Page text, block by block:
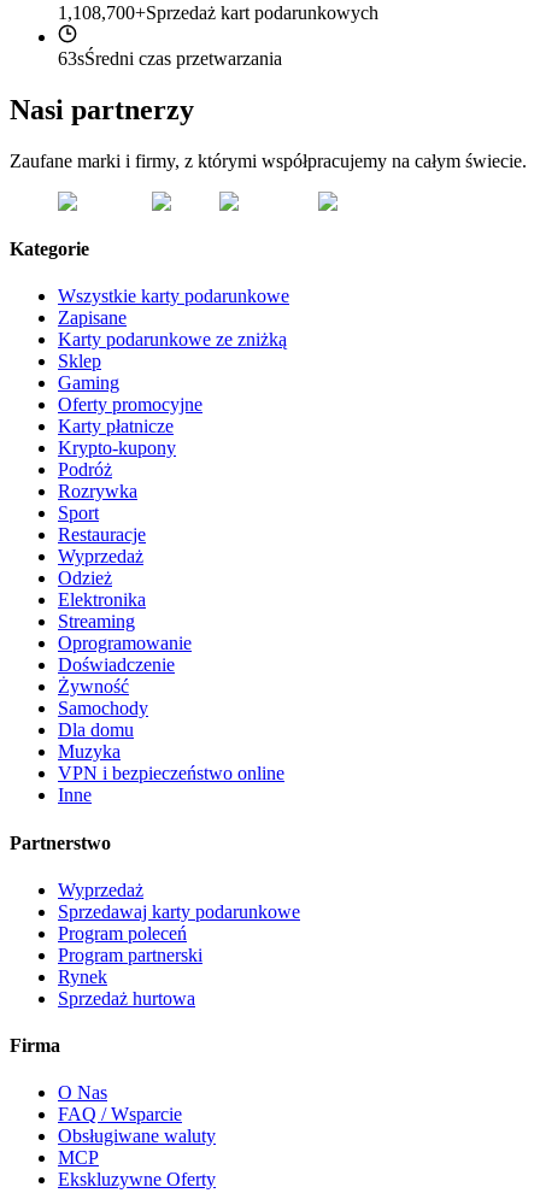
1,108,700+Sprzedaż kart podarunkowych
63sŚredni czas przetwarzania
Nasi partnerzy
Zaufane marki i firmy, z którymi współpracujemy na całym świecie.
Kategorie
Wszystkie karty podarunkowe
Zapisane
Karty podarunkowe ze zniżką
Sklep
Gaming
Oferty promocyjne
Karty płatnicze
Krypto-kupony
Podróż
Rozrywka
Sport
Restauracje
Wyprzedaż
Odzież
Elektronika
Streaming
Oprogramowanie
Doświadczenie
Żywność
Samochody
Dla domu
Muzyka
VPN i bezpieczeństwo online
Inne
Partnerstwo
Wyprzedaż
Sprzedawaj karty podarunkowe
Program poleceń
Program partnerski
Rynek
Sprzedaż hurtowa
Firma
O Nas
FAQ / Wsparcie
Obsługiwane waluty
MCP
Ekskluzywne Oferty